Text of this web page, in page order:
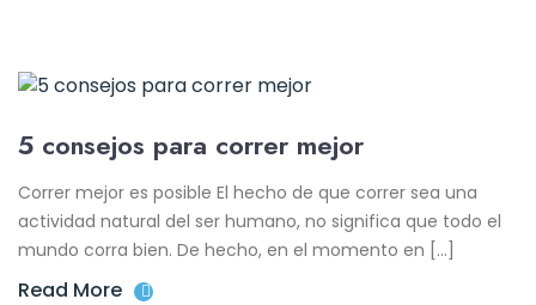
5 consejos para correr mejor
Correr mejor es posible El hecho de que correr sea una
actividad natural del ser humano, no significa que todo el
mundo corra bien. De hecho, en el momento en […]
Read More